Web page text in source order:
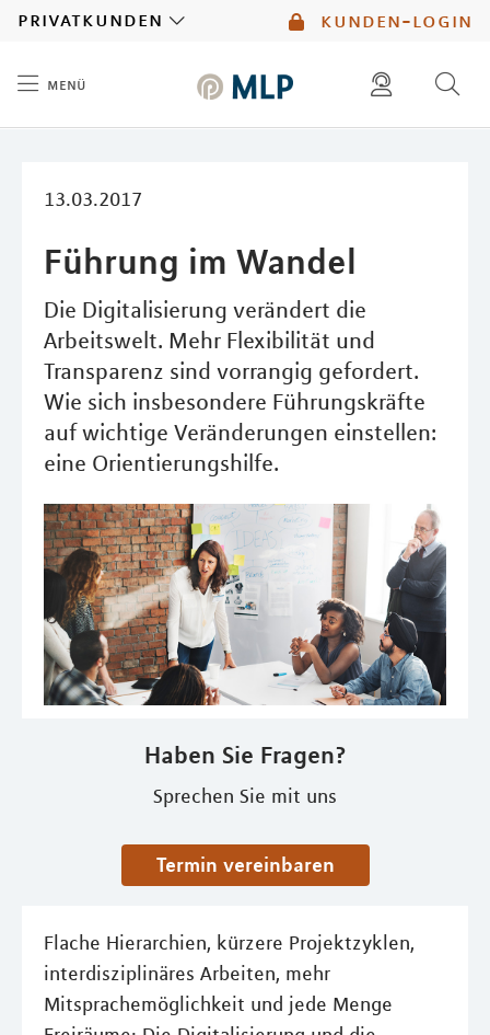
kunden-login
privatkunden
menü
13.03.2017
Führung im Wandel
Die Digitalisierung verändert die
Arbeitswelt. Mehr Flexibilität und
Transparenz sind vorrangig gefordert.
Wie sich insbesondere Führungskräfte
auf wichtige Veränderungen einstellen:
eine Orientierungshilfe.
Haben Sie Fragen?
Sprechen Sie mit uns
Termin vereinbaren
Flache Hierarchien, kürzere Projektzyklen,
interdisziplinäres Arbeiten, mehr
Mitsprachemöglichkeit und jede Menge